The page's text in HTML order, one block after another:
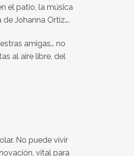
el patio, la música
Johanna Ortiz….
amigas… no
al aire libre, del
No puede vivir
vital para